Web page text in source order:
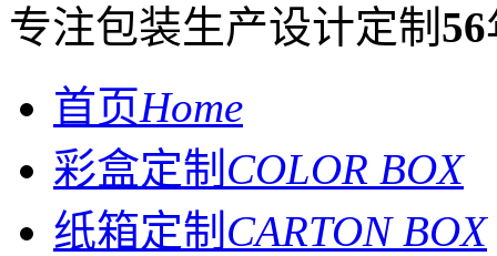
专注包装生产设计定制 56
首页Home
彩盒定制 COLOR BOX
纸箱定制 CARTON BOX